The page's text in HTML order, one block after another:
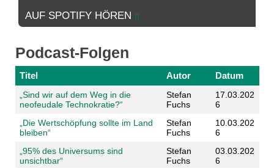
AUF SPOTIFY HÖREN
Podcast-Folgen
Titel Autor Datum
„Sind wir auf dem Weg in die
neofeudale Technokratie?“
Stefan
Fuchs
17.03.202
6
„Die Wertschöpfung sollte im Land
bleiben“
Stefan
Fuchs
10.03.202
6
„95% des Universums sind
unsichtbar“
Stefan
Fuchs
03.03.202
6